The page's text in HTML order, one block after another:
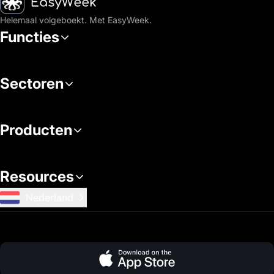
Helemaal volgeboekt. Met EasyWeek.
Functies
Sectoren
Producten
Resources